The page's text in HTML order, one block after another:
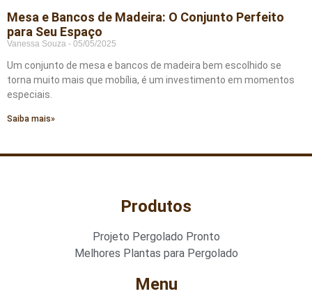
Mesa e Bancos de Madeira: O Conjunto Perfeito
para Seu Espaço
Vanessa Souza 05/05/2025
Um conjunto de mesa e bancos de madeira bem escolhido se
torna muito mais que mobília, é um investimento em momentos
especiais.
Saiba mais»
Produtos
Projeto Pergolado Pronto
Melhores Plantas para Pergolado
Menu